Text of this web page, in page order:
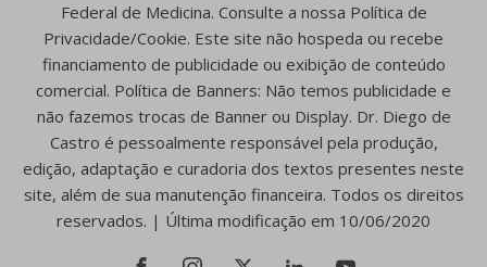
Federal de Medicina. Consulte a nossa Política de
Privacidade/Cookie. Este site não hospeda ou recebe
financiamento de publicidade ou exibição de conteúdo
comercial. Política de Banners: Não temos publicidade e
não fazemos trocas de Banner ou Display. Dr. Diego de
Castro é pessoalmente responsável pela produção,
edição, adaptação e curadoria dos textos presentes neste
site, além de sua manutenção financeira. Todos os direitos
reservados. | Última modificação em 10/06/2020